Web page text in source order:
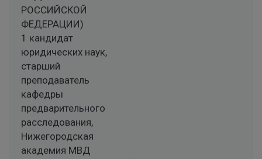
РОССИЙСКОЙ
ФЕДЕРАЦИИ)
1 кандидат
юридических наук,
старший
преподаватель
кафедры
предварительного
расследования,
Нижегородская
академия МВД